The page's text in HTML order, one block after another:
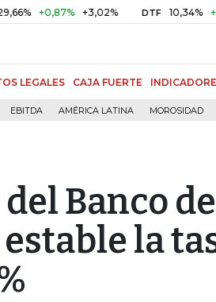
+3,02% DTF 10,34% +0,10%
LEGALES CAJA FUERTE
EBITDA AMÉRICA LATINA MOROSIDAD
Banco
la